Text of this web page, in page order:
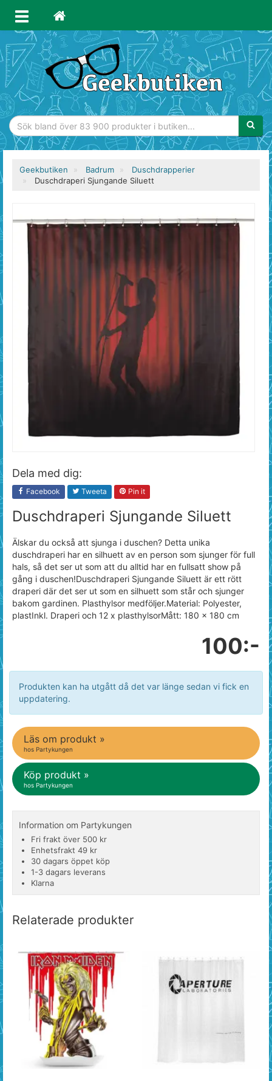
Geekbutiken Badrum
Duschdrapperier
Duschdraperi Sjungande Siluett
Dela med dig:
Facebook Tweeta Pin it
Duschdraperi Sjungande Siluett
Älskar du också att sjunga i duschen? Detta unika
duschdraperi har en silhuett av en person som sjunger för full
hals, så det ser ut som att du alltid har en fullsatt show på
gång i duschen!Duschdraperi Sjungande Siluett är ett rött
draperi där det ser ut som en silhuett som står och sjunger
bakom gardinen. Plasthylsor medföljer.Material: Polyester,
plastInkl. Draperi och 12 x plasthylsorMått: 180 x 180 cm
100:-
Produkten kan ha utgått då det var länge sedan vi fick en
uppdatering.
Läs om produkt »
hos Partykungen
Köp produkt »
hos Partykungen
Information om Partykungen
Fri frakt över 500 kr
Enhetsfrakt 49 kr
30 dagars öppet köp
1-3 dagars leverans
Klarna
Relaterade produkter